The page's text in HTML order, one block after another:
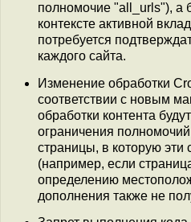
полномочие "all_urls"), а
контексте активной
потребуется
каждого сайта.
Изменение обработки
соответствии с новым
обработки контента
ограничения
страницы, в которую эти
(например, если
определению
дополнения также не